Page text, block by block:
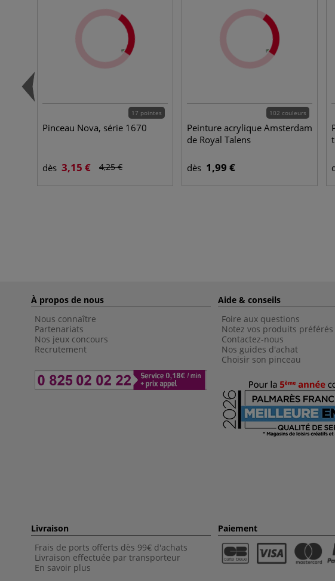
17 pointes
Pinceau Nova, série 1670
dès 3,15 € 4,25 €
102 couleurs
Peinture acrylique Amsterdam
de Royal Talens
dès 1,99 €
À propos de nous
Nous connaître
Partenariats
Nos jeux concours
Recrutement
Aide & conseils
Foire aux questions
Notez vos produits préférés
Contactez-nous
Nos guides d'achat
Choisir son pinceau
Livraison
Frais de ports offerts dès 99€ d'achats
Livraison effectuée par transporteur
En savoir plus
Paiement